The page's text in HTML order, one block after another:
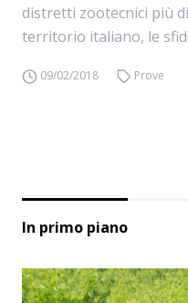
distretti zootecnici più
territorio italiano, le
09/02/2018 Prove
In primo piano